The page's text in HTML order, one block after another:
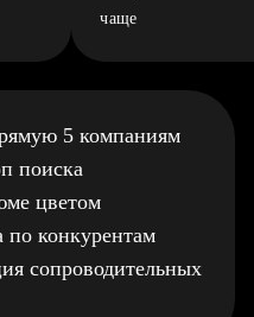
чаще
5 компаниям
поиска
цветом
по конкурентам
сопроводительных